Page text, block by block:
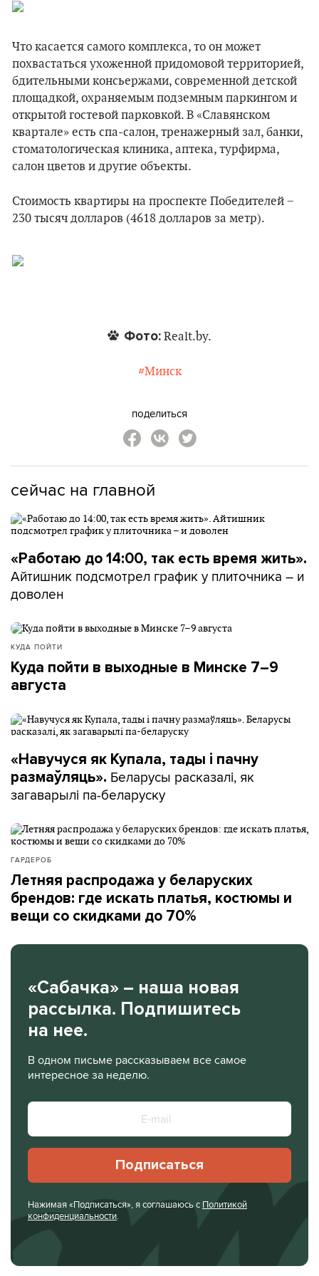
Что касается самого комплекса, то он может
похвастаться ухоженной придомовой территорией,
бдительными консьержами, современной детской
площадкой, охраняемым подземным паркингом и
открытой гостевой парковкой. В «Славянском
квартале» есть спа-салон, тренажерный зал, банки,
стоматологическая клиника, аптека, турфирма,
салон цветов и другие объекты.
Стоимость квартиры на проспекте Победителей −
230 тысяч долларов (4618 долларов за метр).
Фото: Realt.by.
#Минск
поделиться
сейчас на главной
«Работаю до 14:00, так есть время жить».
Айтишник подсмотрел график у плиточника – и
доволен
КУДА ПОЙТИ
Куда пойти в выходные в Минске 7–9
августа
«Навучуся як Купала, тады і пачну
размаўляць». Беларусы расказалі, як
загаварылі па-беларуску
ГАРДЕРОБ
Летняя распродажа у беларуских
брендов: где искать платья, костюмы и
вещи со скидками до 70%
«Сабачка» – наша новая
рассылка. Подпишитесь
на нее.
В одном письме рассказываем все самое
интересное за неделю.
Подписаться
Нажимая «Подписаться», я соглашаюсь с Политикой
конфиденциальности.